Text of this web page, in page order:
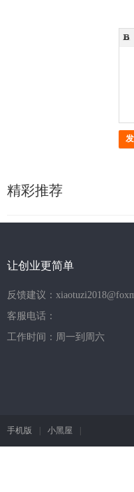
精彩推荐
让创业更简单
反馈建议：
客服电话：
工作时间：周一到周六
手机版 | 小黑屋 |